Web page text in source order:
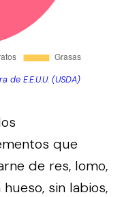
E.E.U.U. (USDA)
que
de res, lomo,
sin labios,